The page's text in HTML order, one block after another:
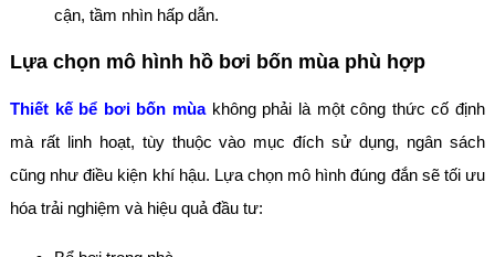
cận, tầm nhìn hấp dẫn.
Lựa chọn mô hình hồ bơi bốn mùa phù hợp
Thiết kế bể bơi bốn mùakhông phải là một công thức cố định
mà rất linh hoạt, tùy thuộc vào mục đích sử dụng, ngân sách
cũng như điều kiện khí hậu. Lựa chọn mô hình đúng đắn sẽ tối ưu
hóa trải nghiệm và hiệu quả đầu tư: